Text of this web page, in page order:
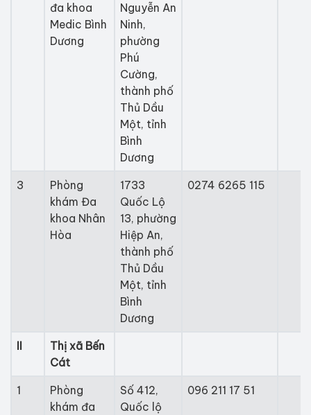
đa khoa
Medic Bình
Dương
Nguyễn An
Ninh,
phường
Phú
Cường,
thành phố
Thủ Dầu
Một, tỉnh
Bình
Dương
3
Phòng
khám Đa
khoa Nhân
Hòa
1733
Quốc Lộ
13, phường
Hiệp An,
thành phố
Thủ Dầu
Một, tỉnh
Bình
Dương
0274 6265 115
II
Thị xã Bến
Cát
1
Phòng
khám đa
Số 412,
Quốc lộ
096 211 17 51